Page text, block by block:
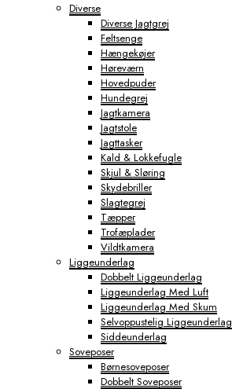
Diverse
Diverse Jagtgrej
Feltsenge
Hængekøjer
Høreværn
Hovedpuder
Hundegrej
Jagtkamera
Jagtstole
Jagttasker
Kald & Lokkefugle
Skjul & Sløring
Skydebriller
Slagtegrej
Tæpper
Trofæplader
Vildtkamera
Liggeunderlag
Dobbelt Liggeunderlag
Liggeunderlag Med Luft
Liggeunderlag Med Skum
Selvoppustelig Liggeunderlag
Siddeunderlag
Soveposer
Børnesoveposer
Dobbelt Soveposer